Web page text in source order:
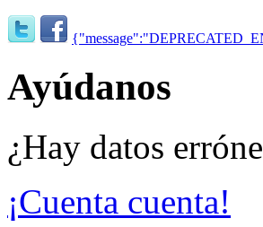
Ayúdanos
¿Hay datos
¡Cuenta cuenta!